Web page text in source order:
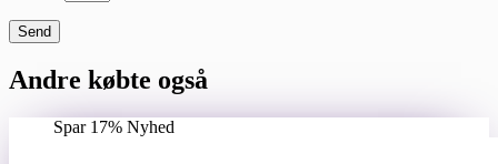
Send
Andre købte også
Spar 17% Nyhed